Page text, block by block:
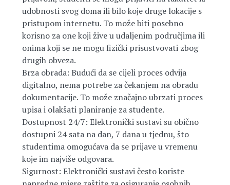
udobnosti svog doma ili bilo koje druge lokacije s
pristupom internetu. To može biti posebno
korisno za one koji žive u udaljenim područjima ili
onima koji se ne mogu fizički prisustvovati zbog
drugih obveza.
Brza obrada: Budući da se cijeli proces odvija
digitalno, nema potrebe za čekanjem na obradu
dokumentacije. To može značajno ubrzati proces
upisa i olakšati planiranje za studente.
Dostupnost 24/7: Elektronički sustavi su obično
dostupni 24 sata na dan, 7 dana u tjednu, što
studentima omogućava da se prijave u vremenu
koje im najviše odgovara.
Sigurnost: Elektronički sustavi često koriste